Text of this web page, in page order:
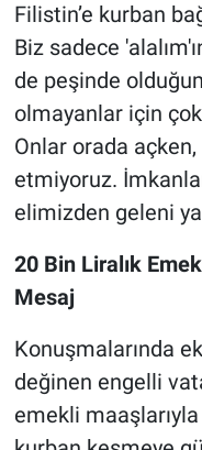
Filistin’e kurban
Biz sadece
de peşinde
olmayanlar için
Onlar orada
etmiyoruz.
elimizden geleni
20 Bin Liralık
Mesaj
Konuşmalarında
değinen engelli
emekli